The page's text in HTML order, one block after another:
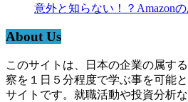
意外と知らない！？Amazon
About Us
このサイトは、日本の企業の属す
察を１日５分程度で学ぶ事を可能
サイトです。就職活動や投資分析